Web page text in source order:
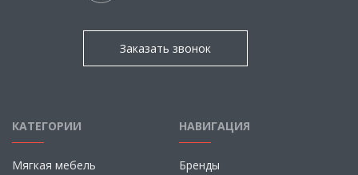
Заказать звонок
КАТЕГОРИИ
Мягкая мебель
НАВИГАЦИЯ
Бренды